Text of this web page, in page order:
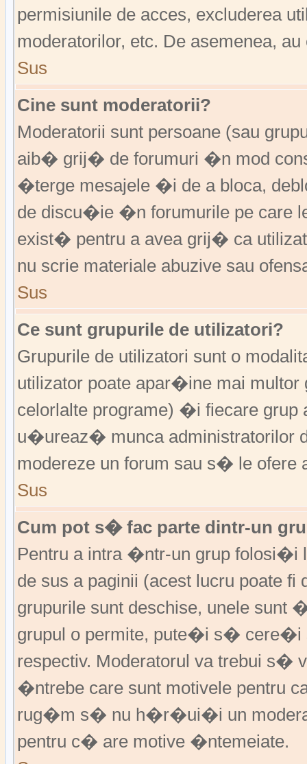
permisiunile de acces, excluderea
moderatorilor, etc. De asemenea,
Sus
Cine sunt moderatorii?
Moderatorii sunt persoane (sau
aib� grij� de forumuri �n mod
�terge mesajele �i de a bloca,
de discu�ie �n forumurile pe care
exist� pentru a avea grij� ca
nu scrie materiale abuzive sau
Sus
Ce sunt grupurile de utilizatori?
Grupurile de utilizatori sunt o
utilizator poate apar�ine mai
celorlalte programe) �i fiecare grup
u�ureaz� munca
modereze un forum sau s� le
Sus
Cum pot s� fac parte dintr-un
Pentru a intra �ntr-un grup folosi�i
de sus a paginii (acest lucru poate
grupurile sunt deschise, unele
grupul o permite, pute�i s�
respectiv. Moderatorul va trebui
�ntrebe care sunt motivele
rug�m s� nu h�r�ui�i un
pentru c� are motive �ntemeiate.